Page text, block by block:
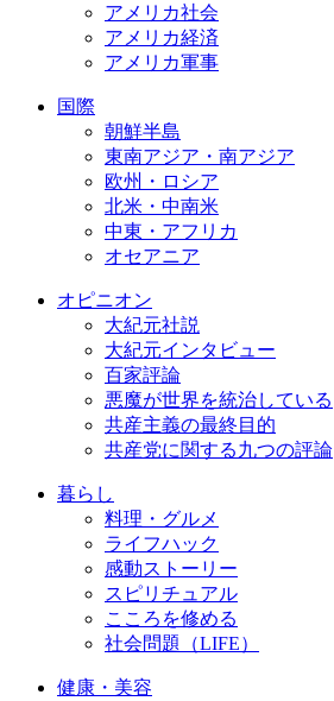
アメリカ社会
アメリカ経済
アメリカ軍事
国際
朝鮮半島
東南アジア・南アジア
欧州・ロシア
北米・中南米
中東・アフリカ
オセアニア
オピニオン
大紀元社説
大紀元インタビュー
百家評論
悪魔が世界を統治している
共産主義の最終目的
共産党に関する九つの評論
暮らし
料理・グルメ
ライフハック
感動ストーリー
スピリチュアル
こころを修める
社会問題（LIFE）
健康・美容